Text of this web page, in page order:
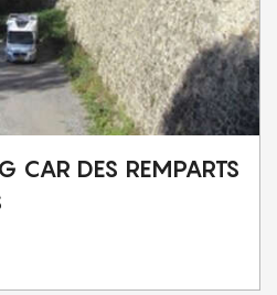
CAR DES REMPARTS